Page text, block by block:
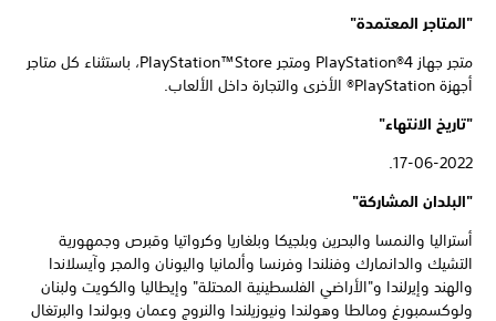
"المتاجر المعتمدة"
متجر جهاز PlayStation®4 ومتجر PlayStation™Store، باستثناء كل متاجر
أجهزة PlayStation® الأخرى والتجارة داخل الألعاب.
"تاريخ الانتهاء"
17-06-2022.
"البلدان المشاركة"
أستراليا والنمسا والبحرين وبلجيكا وبلغاريا وكرواتيا وقبرص وجمهورية
التشيك والدانمارك وفنلندا وفرنسا وألمانيا واليونان والمجر وآيسلاندا
والهند وإيرلندا و"الأراضي الفلسطينية المحتلة" وإيطاليا والكويت ولبنان
ولوكسمبورغ ومالطا وهولندا ونيوزيلندا والنروج وعمان وبولندا والبرتغال